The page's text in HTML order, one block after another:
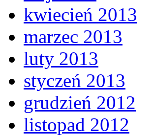
kwiecień 2013
marzec 2013
luty 2013
styczeń 2013
grudzień 2012
listopad 2012